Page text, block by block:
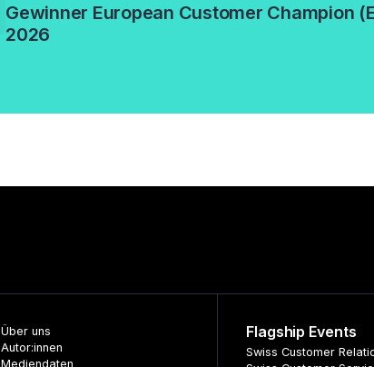
Gewinner European Customer Champion
2026
Über uns
Autor:innen
Mediendaten
Flagship Events
Swiss Customer